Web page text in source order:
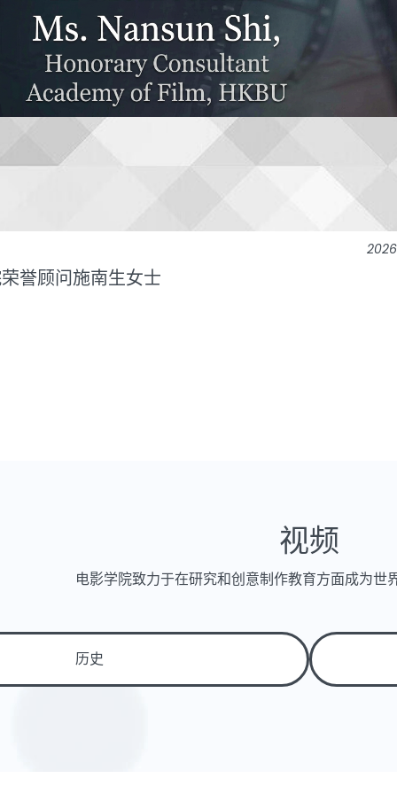
誉顾问施南生女士
视频
电影学院致力于在研究和创意制作教育方面成为世
历史